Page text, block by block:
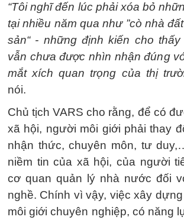
“Tôi nghĩ đến lúc phải xóa bỏ
tại nhiều năm qua như ”cò nhà
sản“ - những định kiến cho
vẫn chưa được nhìn nhận đúng
mắt xích quan trọng của thị
nói.
Chủ tịch VARS cho rằng, để có
xã hội, người môi giới phải thay
nhận thức, chuyên môn, tư
niềm tin của xã hội, của người
cơ quan quản lý nhà nước đối
nghề. Chính vì vậy, việc xây
môi giới chuyên nghiệp, có năng